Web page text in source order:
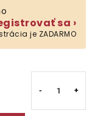
sa ›
je ZADARMO